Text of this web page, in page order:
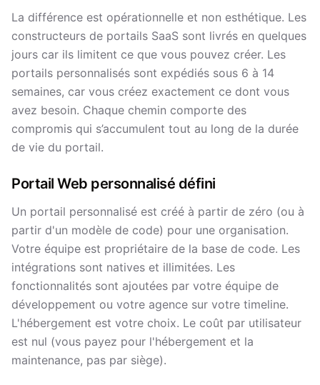
La différence est opérationnelle et non esthétique. Les
constructeurs de portails SaaS sont livrés en quelques
jours car ils limitent ce que vous pouvez créer. Les
portails personnalisés sont expédiés sous 6 à 14
semaines, car vous créez exactement ce dont vous
avez besoin. Chaque chemin comporte des
compromis qui s’accumulent tout au long de la durée
de vie du portail.
Portail Web personnalisé défini
Un portail personnalisé est créé à partir de zéro (ou à
partir d'un modèle de code) pour une organisation.
Votre équipe est propriétaire de la base de code. Les
intégrations sont natives et illimitées. Les
fonctionnalités sont ajoutées par votre équipe de
développement ou votre agence sur votre timeline.
L'hébergement est votre choix. Le coût par utilisateur
est nul (vous payez pour l'hébergement et la
maintenance, pas par siège).